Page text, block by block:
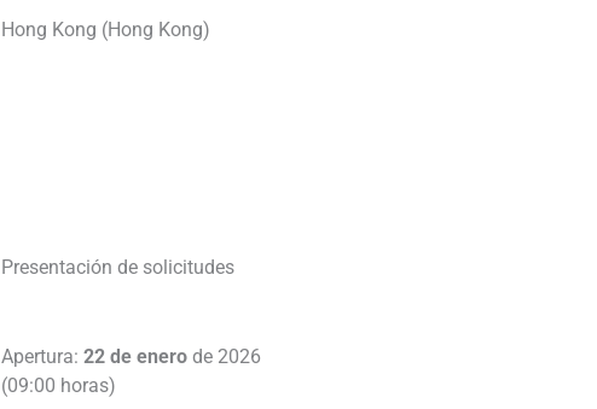
Hong Kong (Hong Kong)
Presentación de solicitudes
Apertura:22 de enero de 2026
(09:00 horas)